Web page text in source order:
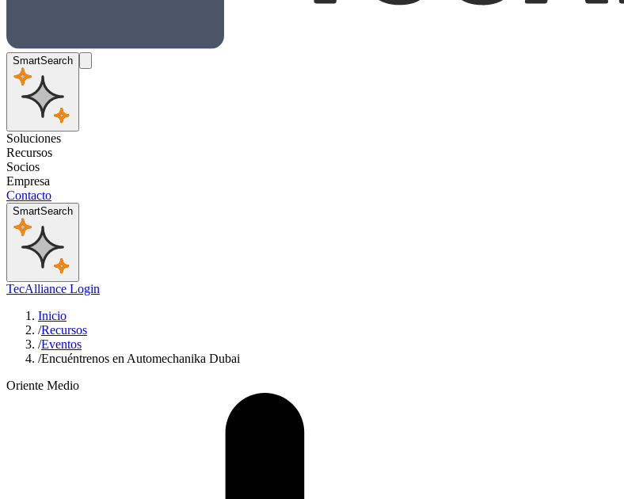
SmartSearch
Soluciones
Recursos
Socios
Empresa
Contacto
SmartSearch
TecAlliance Login
Inicio
/Recursos
/Eventos
/Encuéntrenos en Automechanika Dubai
Oriente Medio